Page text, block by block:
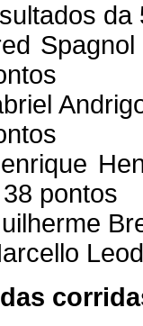
da
pontos